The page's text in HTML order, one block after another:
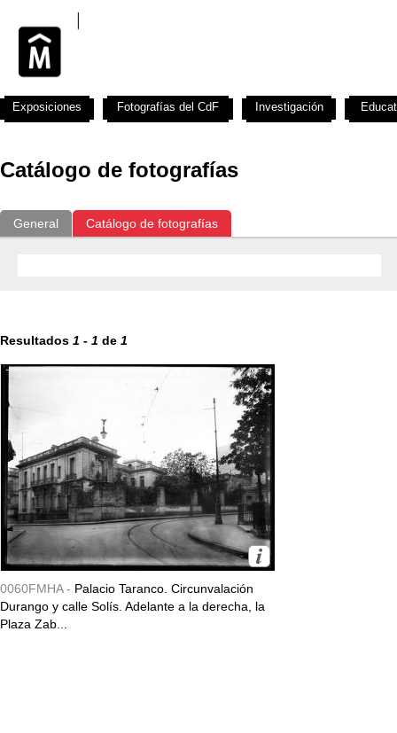
Catálogo de fotografías
General Catálogo de fotografías
Resultados 1 - 1 de 1
0060FMHA - Palacio Taranco. Circunvalación
Durango y calle Solís. Adelante a la derecha, la
Plaza Zab...
Exposiciones Fotografías del CdF Investigación